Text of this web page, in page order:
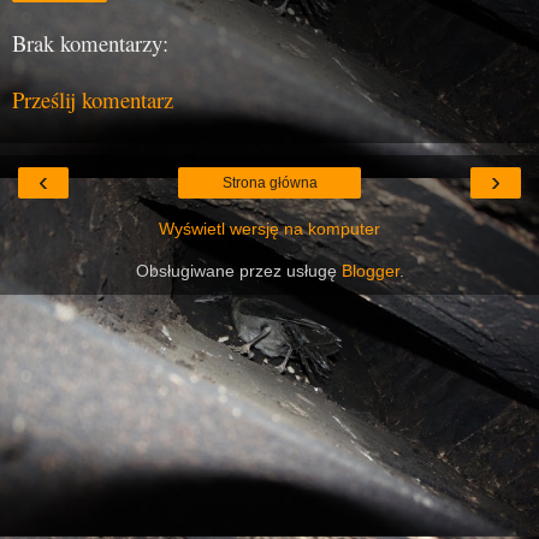
Brak komentarzy:
Prześlij komentarz
‹ ›
Strona główna
Wyświetl wersję na komputer
Obsługiwane przez usługę Blogger.